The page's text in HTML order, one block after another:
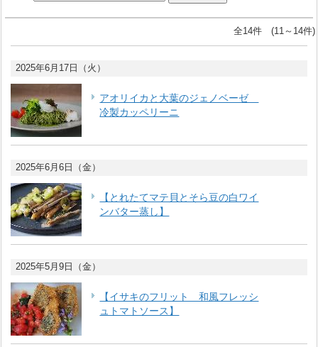
全14件 (11～14件)
2025年6月17日（火）
アオリイカと大葉のジェノベーゼ
冷製カッペリーニ
2025年6月6日（金）
【とれたてマテ貝とそら豆の白ワイ
ンバター蒸し】
2025年5月9日（金）
【イサキのフリット 和風フレッシ
ュトマトソース】